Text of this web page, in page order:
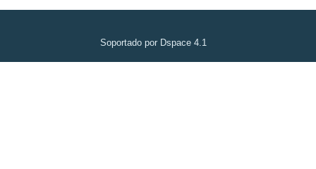
Soportado por Dspace 4.1